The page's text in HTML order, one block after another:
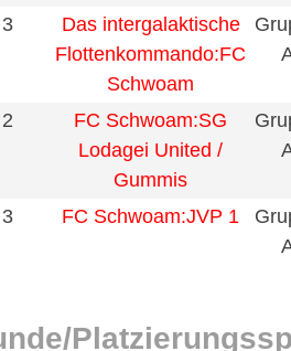
3
Das intergalaktische
Flottenkommando:FC
Schwoam
2
FC Schwoam:SG
Lodagei United /
Gummis
3 FC Schwoam:JVP 1